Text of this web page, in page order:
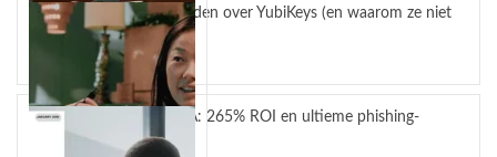
5 misverstanden over YubiKeys (en waarom ze niet
kloppen)
april 13, 2026
YubiKey MFA: 265% ROI en ultieme phishing-
bescherming